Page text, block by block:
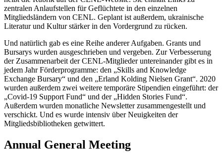
zentralen Anlaufstellen für Geflüchtete in den einzelnen
Mitgliedsländern von CENL. Geplant ist außerdem, ukrainische
Literatur und Kultur stärker in den Vordergrund zu rücken.
Und natürlich gab es eine Reihe anderer Aufgaben. Grants und
Bursarys wurden ausgeschrieben und vergeben. Zur Verbesserung
der Zusammenarbeit der CENL-Mitglieder untereinander gibt es in
jedem Jahr Förderprogramme: den „Skills and Knowledge
Exchange Bursary“ und den „Erland Kolding Nielsen Grant“. 2020
wurden außerdem zwei weitere temporäre Stipendien eingeführt: der
„Covid-19 Support Fund“ und der „Hidden Stories Fund“.
Außerdem wurden monatliche Newsletter zusammengestellt und
verschickt. Und es wurde intensiv über Neuigkeiten der
Mitgliedsbibliotheken getwittert.
Annual General Meeting